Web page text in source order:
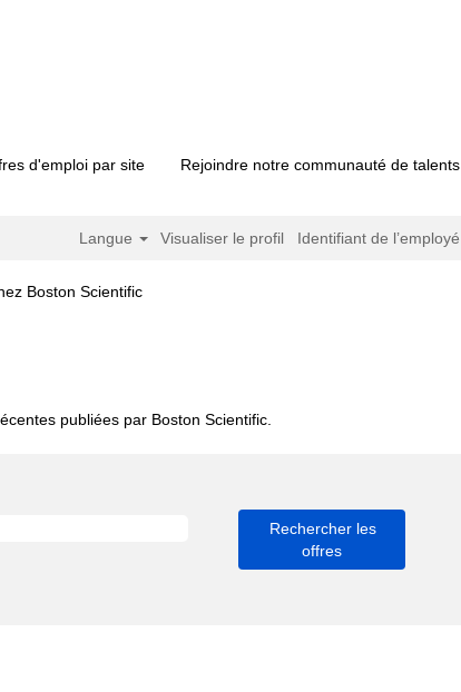
d'emploi par site Rejoindre notre communauté de talents
Langue Visualiser le profil Identifiant de l’employé
Boston Scientific(page
publiées par Boston Scientific.